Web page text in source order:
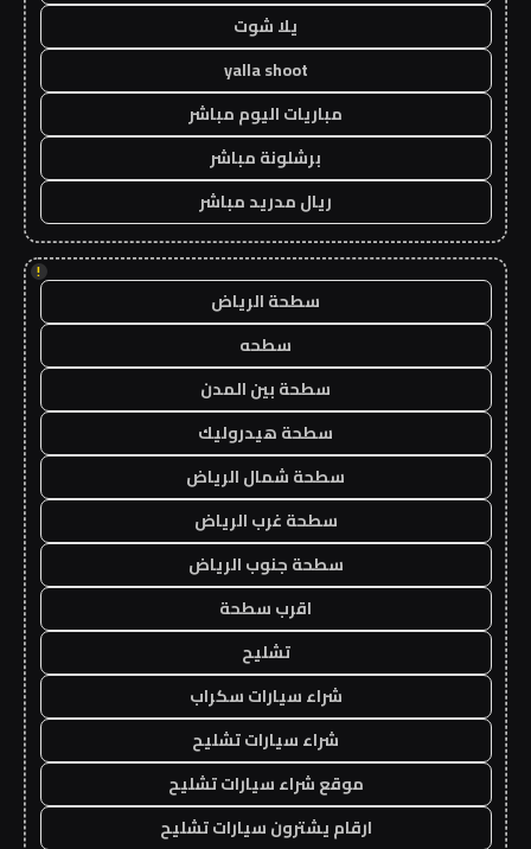
يلا شوت
yalla shoot
مباريات اليوم مباشر
برشلونة مباشر
ريال مدريد مباشر
!
سطحة الرياض
سطحه
سطحة بين المدن
سطحة هيدروليك
سطحة شمال الرياض
سطحة غرب الرياض
سطحة جنوب الرياض
اقرب سطحة
تشليح
شراء سيارات سكراب
شراء سيارات تشليح
موقع شراء سيارات تشليح
ارقام يشترون سيارات تشليح